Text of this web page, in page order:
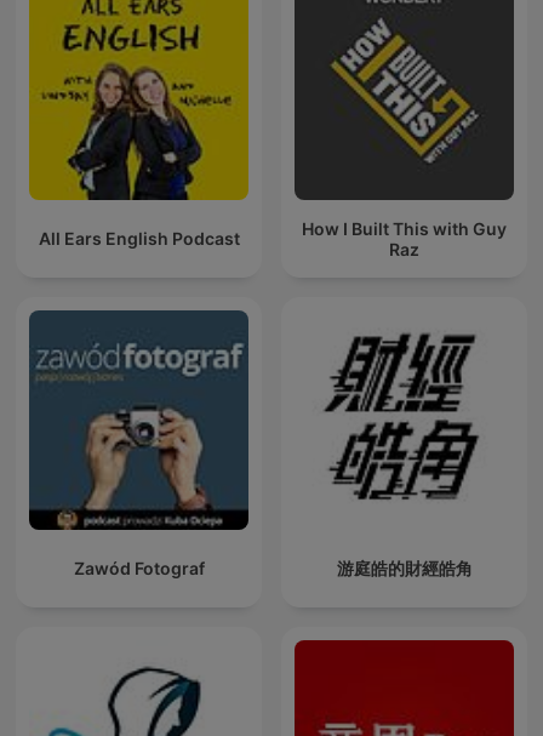
All Ears English Podcast
How I Built This with Guy
Raz
Zawód Fotograf 游庭皓的財經皓角